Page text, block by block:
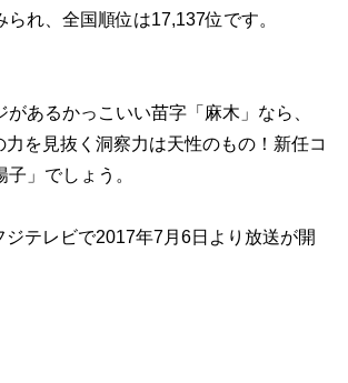
られ、全国順位は17,137位です。
あるかっこいい苗字「麻木」なら、
力を見抜く洞察力は天性のもの！新任コ
」でしょう。
ジテレビで2017年7月6日より放送が開